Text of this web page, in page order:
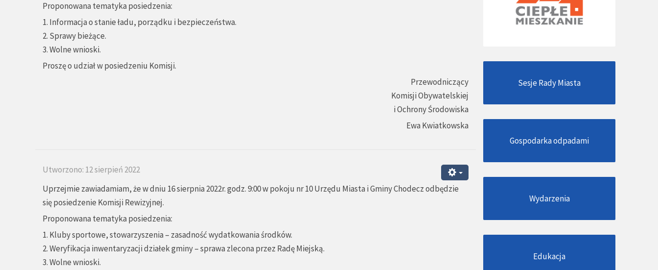
Proponowana tematyka posiedzenia:
1. Informacja o stanie ładu, porządku i bezpieczeństwa.
2. Sprawy bieżące.
3. Wolne wnioski.
Proszę o udział w posiedzeniu Komisji.
Przewodniczący
Komisji Obywatelskiej
i Ochrony Środowiska
Ewa Kwiatkowska
Utworzono: 12 sierpień 2022
Uprzejmie zawiadamiam, że w dniu 16 sierpnia 2022r. godz. 9:00 w pokoju nr 10 Urzędu Miasta i Gminy Chodecz odbędzie
się posiedzenie Komisji Rewizyjnej.
Proponowana tematyka posiedzenia:
1. Kluby sportowe, stowarzyszenia – zasadność wydatkowania środków.
2. Weryfikacja inwentaryzacji działek gminy – sprawa zlecona przez Radę Miejską.
3. Wolne wnioski.
Sesje Rady Miasta
Gospodarka odpadami
Wydarzenia
Edukacja